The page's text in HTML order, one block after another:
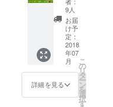
amasat
o.net）
でのお
名前(会
社名)紹
介(ブロ
グ・
ホーム
ページ
ザイン
はお選
びいた
だくこ
とはで
きませ
ん。前
面にカ
ンボジ
なた
（御
社）の
テニス
ショッ
プの宣
伝記事
をまさ
とぶろ
ぐ
（https:
9人
お届
け予
定：
2018
年07
月
詳細を見る
こ
の
リ
タ
ー
ン
を
選
択
す